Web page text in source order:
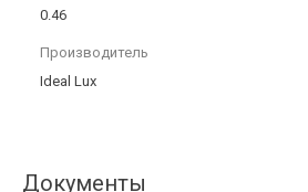
0.46
Производитель
Ideal Lux
Документы